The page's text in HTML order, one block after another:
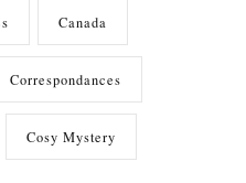
Canada
Correspondances
Cosy Mystery